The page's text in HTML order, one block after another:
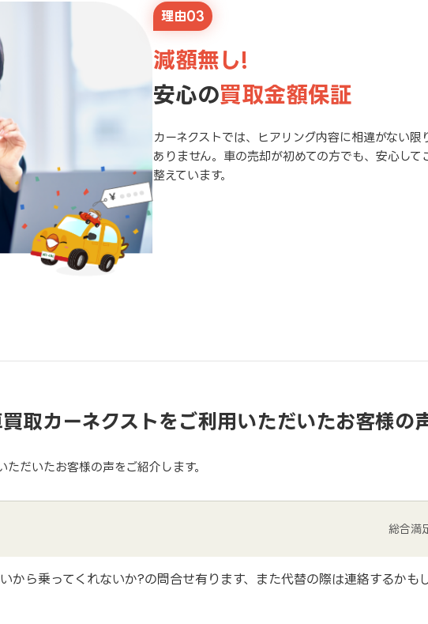
理由03
減額無し!
安心の買取金額保証
カーネクストでは、ヒアリング内容に相違がない
ありません。車の売却が初めての方でも、安心して
整えています。
取カーネクストをご利用いただいたお客様の
だいたお客様の声をご紹介します。
総合満
から乗ってくれないか?の問合せ有ります、また代替の際は連絡するかも